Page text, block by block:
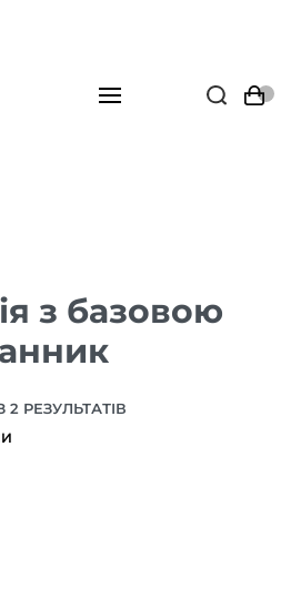
з базовою
РЕЗУЛЬТАТІВ